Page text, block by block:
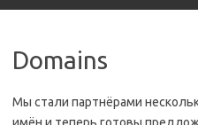
Domains
Мы стали партнёрами